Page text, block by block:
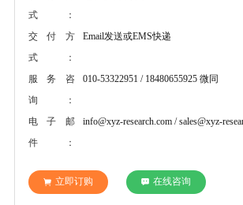
式：
交付方
式：
Email发送或EMS快递
服务咨
询：
010-53322951 / 18480655925 微同
电子邮
件：
info@xyz-research.com / sales@xyz-
立即订购 在线咨询